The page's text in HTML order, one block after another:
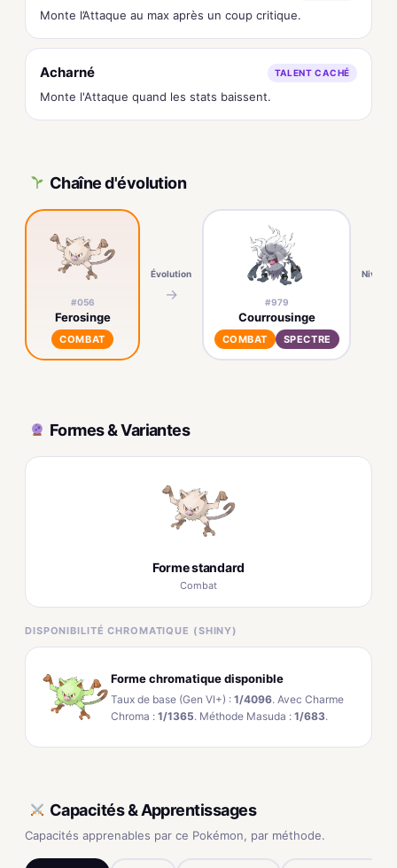
Monte l’Attaque au max après un coup critique.
Acharné TALENT CACHÉ
Monte l'Attaque quand les stats baissent.
Chaîne d'évolution
#056
Ferosinge
COMBAT
Évolution
→ #979
Courrousinge
COMBAT SPECTRE
Niv. 28
Formes & Variantes
Forme standard
Combat
DISPONIBILITÉ CHROMATIQUE (SHINY)
Forme chromatique disponible
Taux de base (Gen VI+) : 1/4096. Avec Charme
Chroma : 1/1365. Méthode Masuda : 1/683.
Capacités & Apprentissages
Capacités apprenables par ce Pokémon, par méthode.